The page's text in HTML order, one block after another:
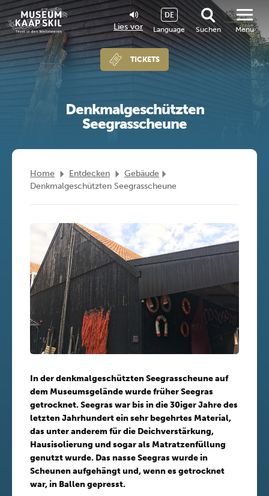
Lies vor Language
DE
Suchen
TICKETS
Menu
Denkmalgeschützten
Seegrasscheune
Home Entdecken
Gebäude
Denkmalgeschützten Seegrasscheune
In der denkmalgeschützten Seegrasscheune auf
dem Museumsgelände wurde früher Seegras
getrocknet. Seegras war bis in die 30iger Jahre des
letzten Jahrhundert ein sehr begehrtes Material,
das unter anderem für die Deichverstärkung,
Hausisolierung und sogar als Matratzenfüllung
genutzt wurde. Das nasse Seegras wurde in
Scheunen aufgehängt und, wenn es getrocknet
war, in Ballen gepresst.